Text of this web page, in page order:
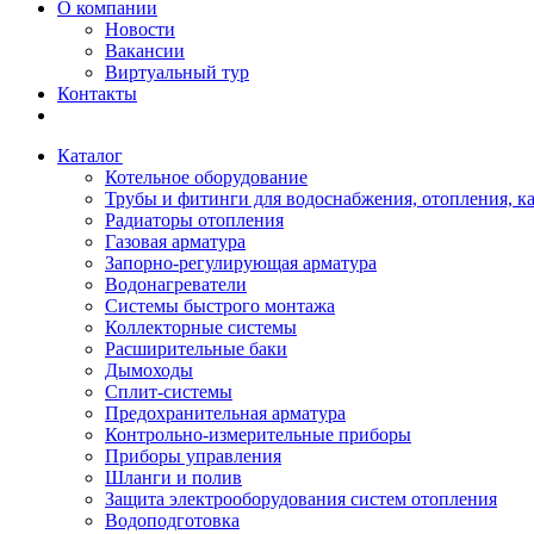
О компании
Новости
Вакансии
Виртуальный тур
Контакты
Каталог
Котельное оборудование
Трубы и фитинги для водоснабжения, отопления,
Радиаторы отопления
Газовая арматура
Запорно-регулирующая арматура
Водонагреватели
Системы быстрого монтажа
Коллекторные системы
Расширительные баки
Дымоходы
Сплит-системы
Предохранительная арматура
Контрольно-измерительные приборы
Приборы управления
Шланги и полив
Защита электрооборудования систем отопления
Водоподготовка